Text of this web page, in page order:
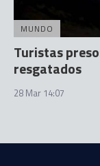
MUNDO
Turistas
resgatados
28 Mar 14:07